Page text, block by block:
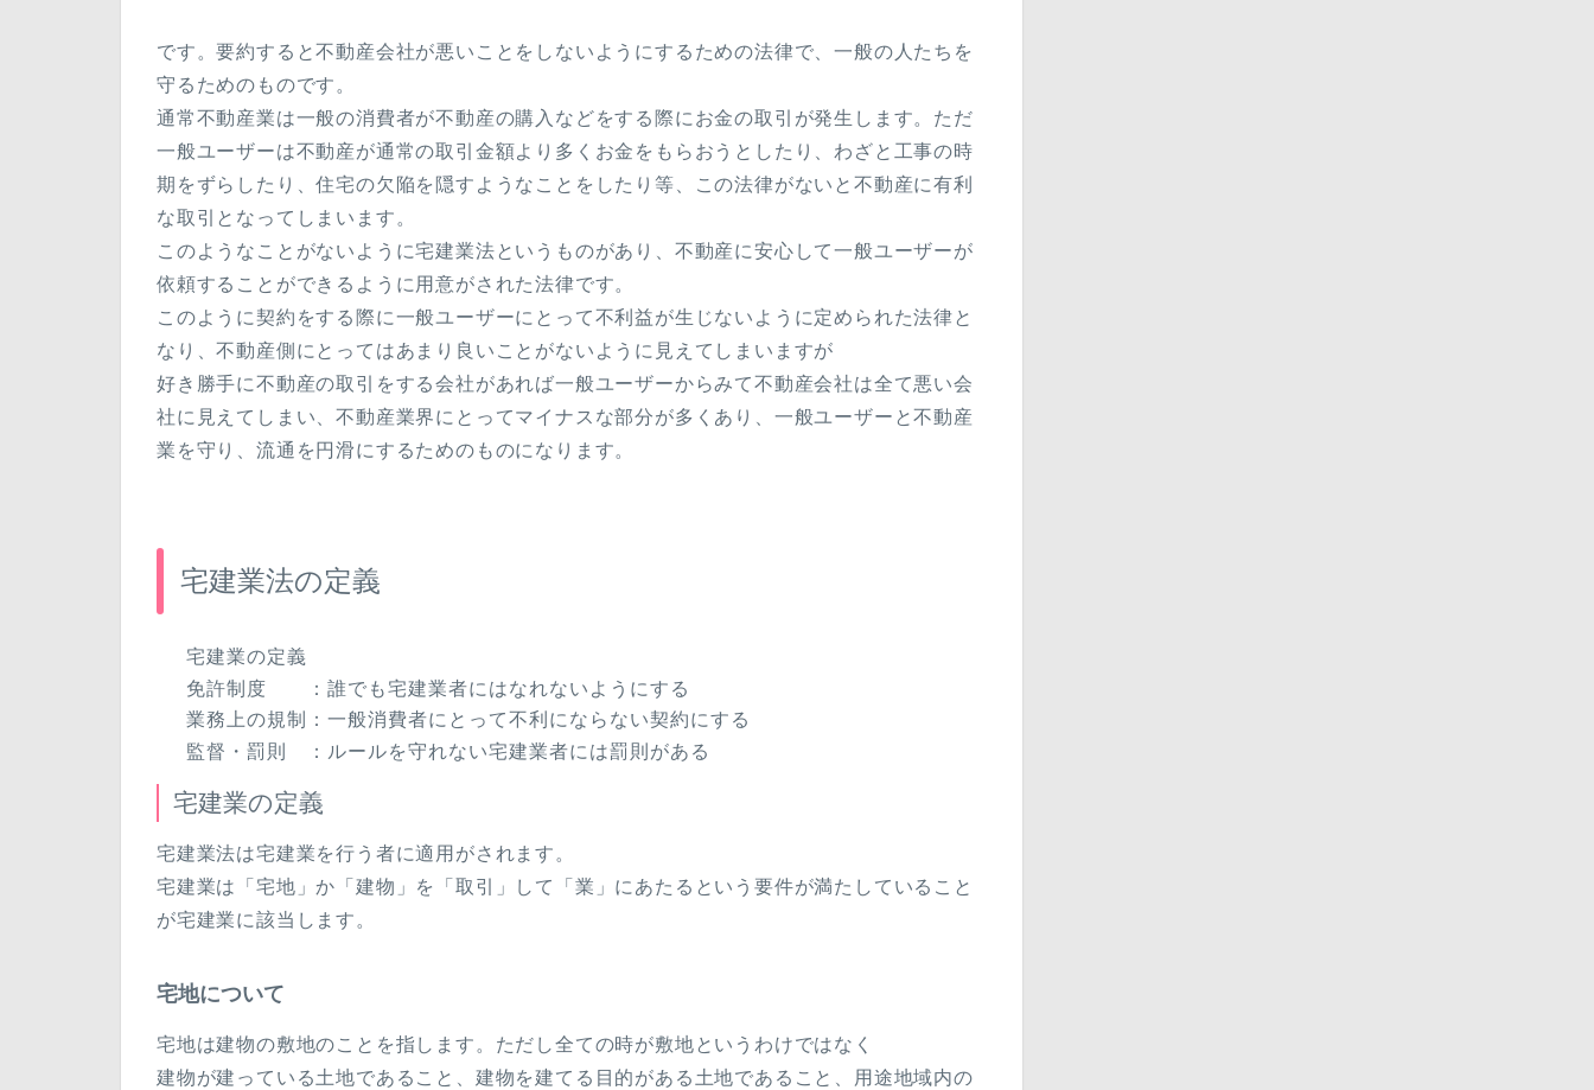
です。要約すると不動産会社が悪いことをしないようにするための法律で、一般の人たちを
守るためのものです。
通常不動産業は一般の消費者が不動産の購入などをする際にお金の取引が発生します。ただ
一般ユーザーは不動産が通常の取引金額より多くお金をもらおうとしたり、わざと工事の時
期をずらしたり、住宅の欠陥を隠すようなことをしたり等、この法律がないと不動産に有利
な取引となってしまいます。
このようなことがないように宅建業法というものがあり、不動産に安心して一般ユーザーが
依頼することができるように用意がされた法律です。
このように契約をする際に一般ユーザーにとって不利益が生じないように定められた法律と
なり、不動産側にとってはあまり良いことがないように見えてしまいますが
好き勝手に不動産の取引をする会社があれば一般ユーザーからみて不動産会社は全て悪い会
社に見えてしまい、不動産業界にとってマイナスな部分が多くあり、一般ユーザーと不動産
業を守り、流通を円滑にするためのものになります。
宅建業法の定義
宅建業の定義
免許制度 ：誰でも宅建業者にはなれないようにする
業務上の規制：一般消費者にとって不利にならない契約にする
監督・罰則 ：ルールを守れない宅建業者には罰則がある
宅建業の定義
宅建業法は宅建業を行う者に適用がされます。
宅建業は「宅地」か「建物」を「取引」して「業」にあたるという要件が満たしていること
が宅建業に該当します。
宅地について
宅地は建物の敷地のことを指します。ただし全ての時が敷地というわけではなく
建物が建っている土地であること、建物を建てる目的がある土地であること、用途地域内の